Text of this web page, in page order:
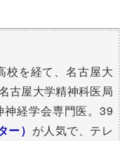
校を経て、名古屋大
古屋大学精神科医局
経学会専門医。39
ー） が人気で、テレ